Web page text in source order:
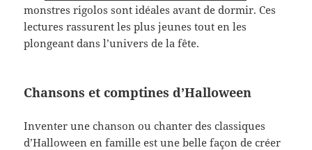
monstres rigolos sont idéales avant de dormir. Ces
lectures rassurent les plus jeunes tout en les
plongeant dans l’univers de la fête.
Chansons et comptines d’Halloween
Inventer une chanson ou chanter des classiques
d’Halloween en famille est une belle façon de créer